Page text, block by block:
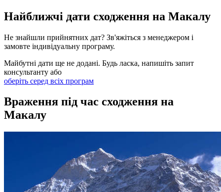
Найближчі дати сходження на Макалу
Не знайшли прийнятних дат? Зв'яжіться з менеджером і
замовте індивідуальну програму.
Майбутні дати ще не додані. Будь ласка, напишіть запит
консультанту або
оберіть серед всіх програм
Враження під час сходження на
Макалу